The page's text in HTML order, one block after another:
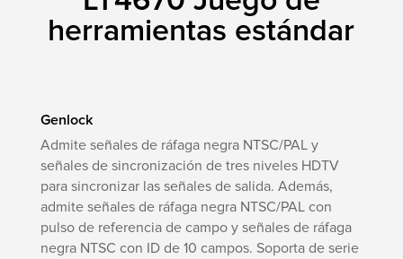
herramientas estándar
Genlock
Admite señales de ráfaga negra NTSC/PAL y
señales de sincronización de tres niveles HDTV
para sincronizar las señales de salida. Además,
admite señales de ráfaga negra NTSC/PAL con
pulso de referencia de campo y señales de ráfaga
negra NTSC con ID de 10 campos. Soporta de serie